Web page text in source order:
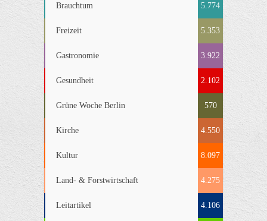
Brauchtum 5.774
Freizeit 5.353
Gastronomie 3.922
Gesundheit 2.102
Grüne Woche Berlin 570
Kirche 4.550
Kultur 8.097
Land- & Forstwirtschaft 4.275
Leitartikel 4.106